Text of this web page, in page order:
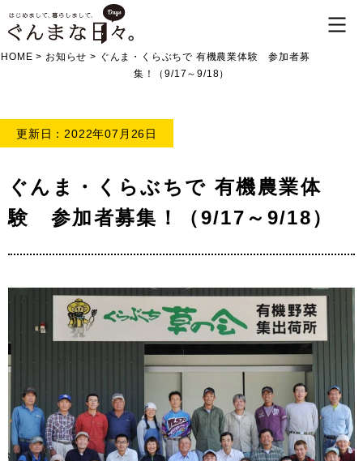
HOME > お知らせ > ぐんま・くらぶちで 有機農業体験 参加者募
集！（9/17～9/18）
更新日：2022年07月26日
ぐんま・くらぶちで 有機農業体
験 参加者募集！（9/17～9/18）